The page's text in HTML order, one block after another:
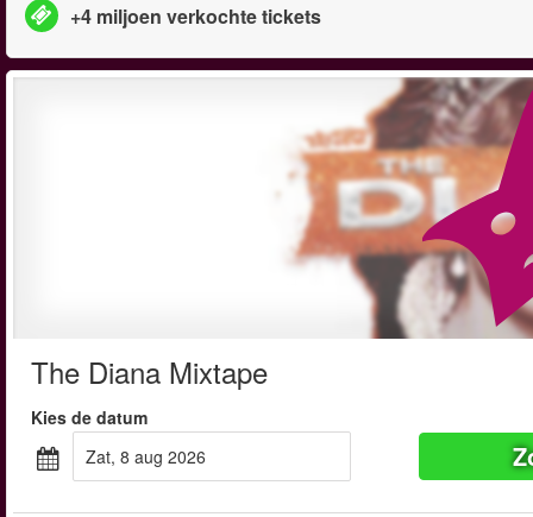
+4 miljoen verkochte tickets
The Diana Mixtape
Kies de datum
zat, 8 aug 2026